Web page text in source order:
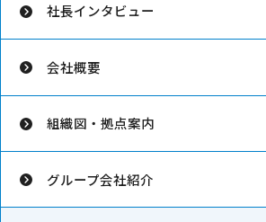
社長インタビュー
会社概要
組織図・拠点案内
グループ会社紹介